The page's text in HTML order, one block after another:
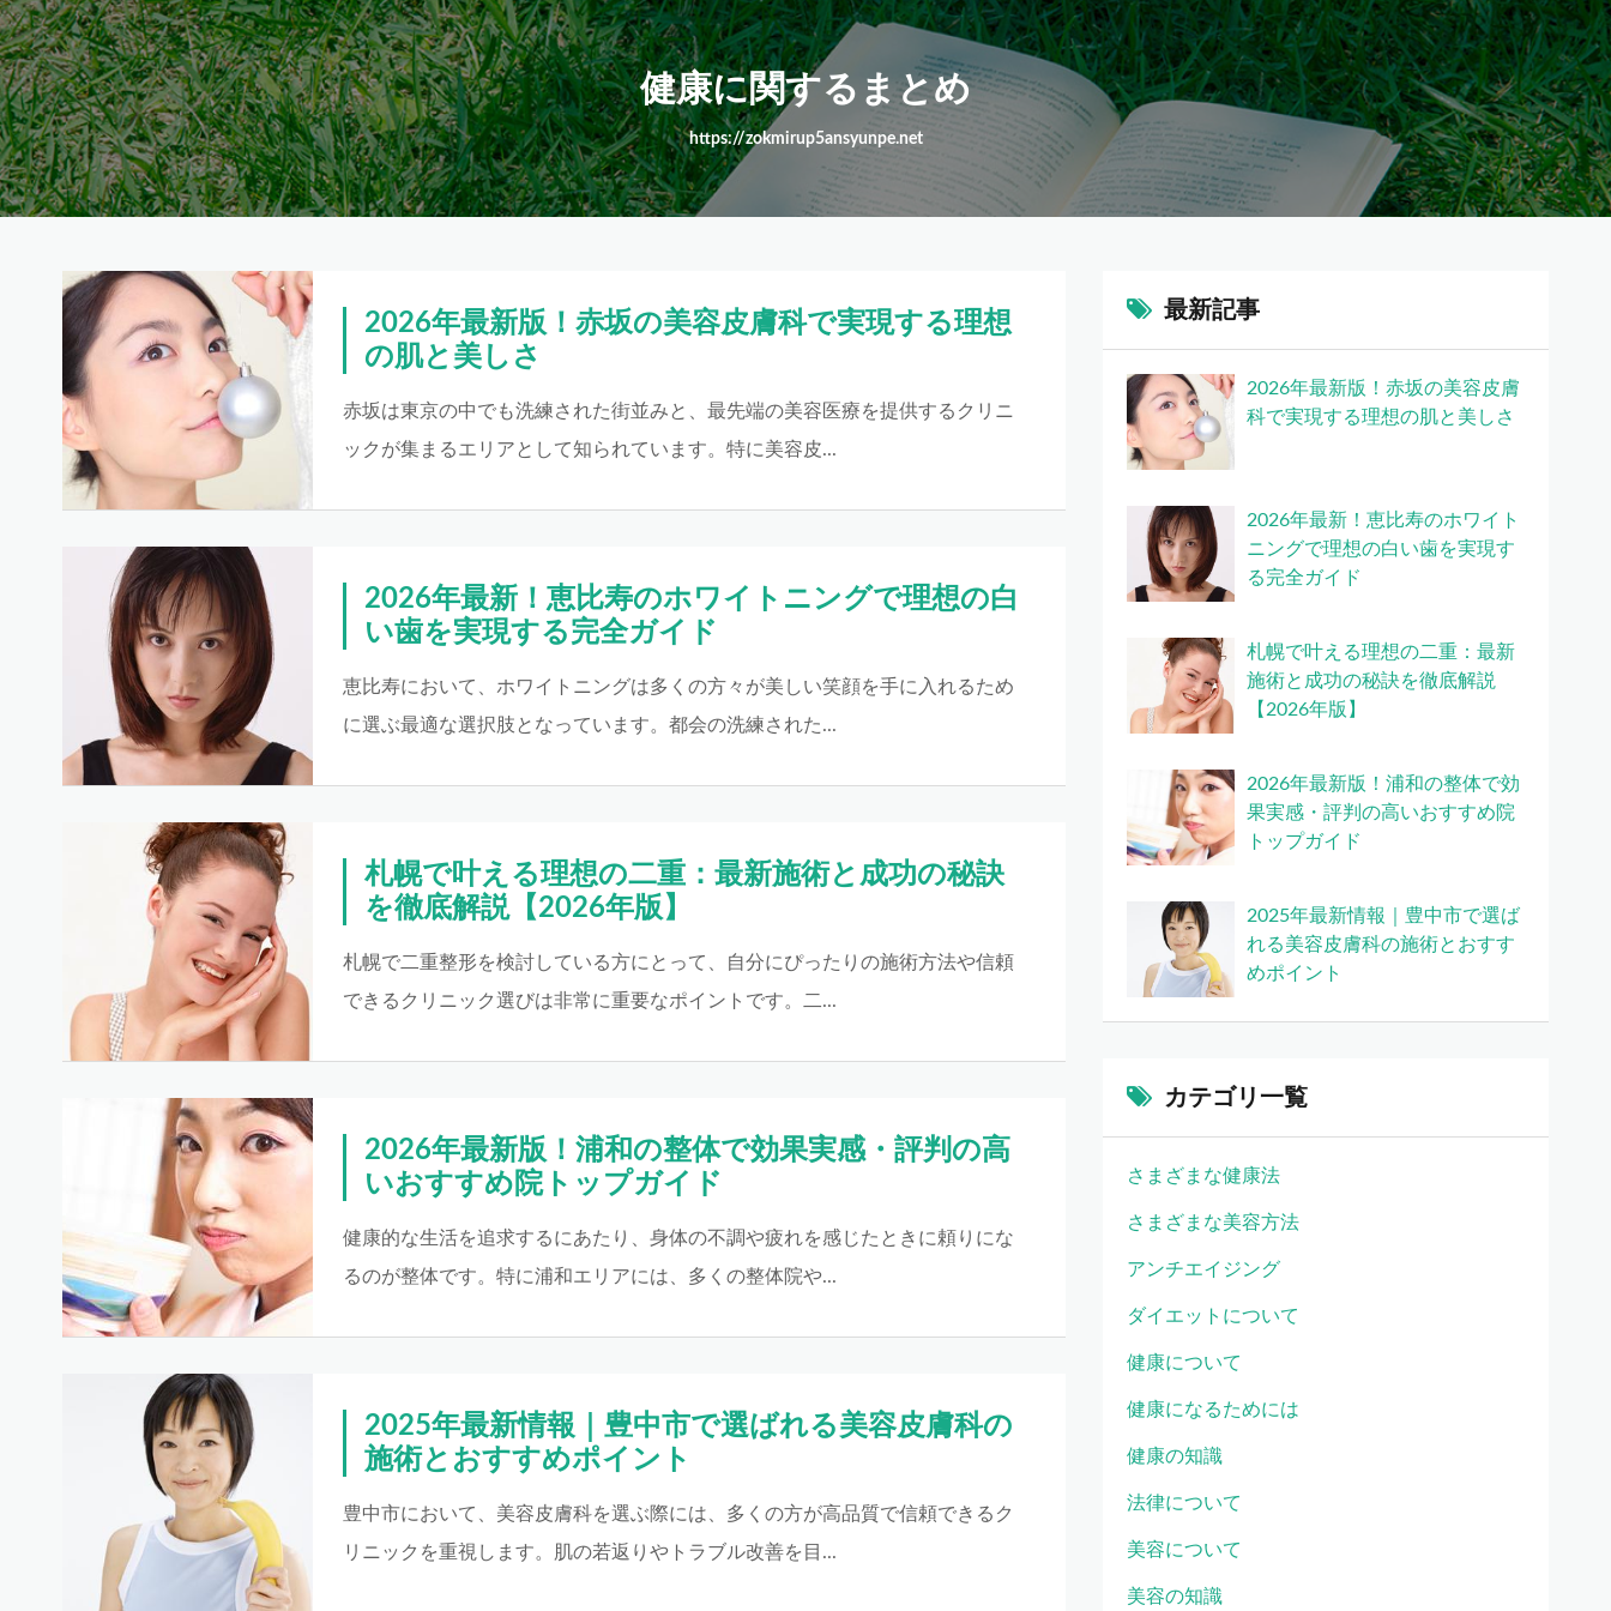
健康に関するまとめ
https://zokmirup5ansyunpe.net
2026年最新版！赤坂の美容皮膚科で実現する理想
の肌と美しさ
赤坂は東京の中でも洗練された街並みと、最先端の美容医療を提供するクリニ
ックが集まるエリアとして知られています。特に美容皮...
2026年最新！恵比寿のホワイトニングで理想の白
い歯を実現する完全ガイド
恵比寿において、ホワイトニングは多くの方々が美しい笑顔を手に入れるため
に選ぶ最適な選択肢となっています。都会の洗練された...
札幌で叶える理想の二重：最新施術と成功の秘訣
を徹底解説【2026年版】
札幌で二重整形を検討している方にとって、自分にぴったりの施術方法や信頼
できるクリニック選びは非常に重要なポイントです。二...
2026年最新版！浦和の整体で効果実感・評判の高
いおすすめ院トップガイド
健康的な生活を追求するにあたり、身体の不調や疲れを感じたときに頼りにな
るのが整体です。特に浦和エリアには、多くの整体院や...
2025年最新情報｜豊中市で選ばれる美容皮膚科の
施術とおすすめポイント
豊中市において、美容皮膚科を選ぶ際には、多くの方が高品質で信頼できるク
リニックを重視します。肌の若返りやトラブル改善を目...
最新記事
2026年最新版！赤坂の美容皮膚
科で実現する理想の肌と美しさ
2026年最新！恵比寿のホワイト
ニングで理想の白い歯を実現す
る完全ガイド
札幌で叶える理想の二重：最新
施術と成功の秘訣を徹底解説
【2026年版】
2026年最新版！浦和の整体で効
果実感・評判の高いおすすめ院
トップガイド
2025年最新情報｜豊中市で選ば
れる美容皮膚科の施術とおすす
めポイント
カテゴリ一覧
さまざまな健康法
さまざまな美容方法
アンチエイジング
ダイエットについて
健康について
健康になるためには
健康の知識
法律について
美容について
美容の知識